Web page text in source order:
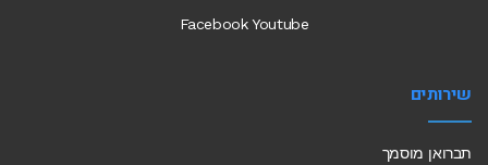
Facebook Youtube
שירותים
תברואן מוסמך